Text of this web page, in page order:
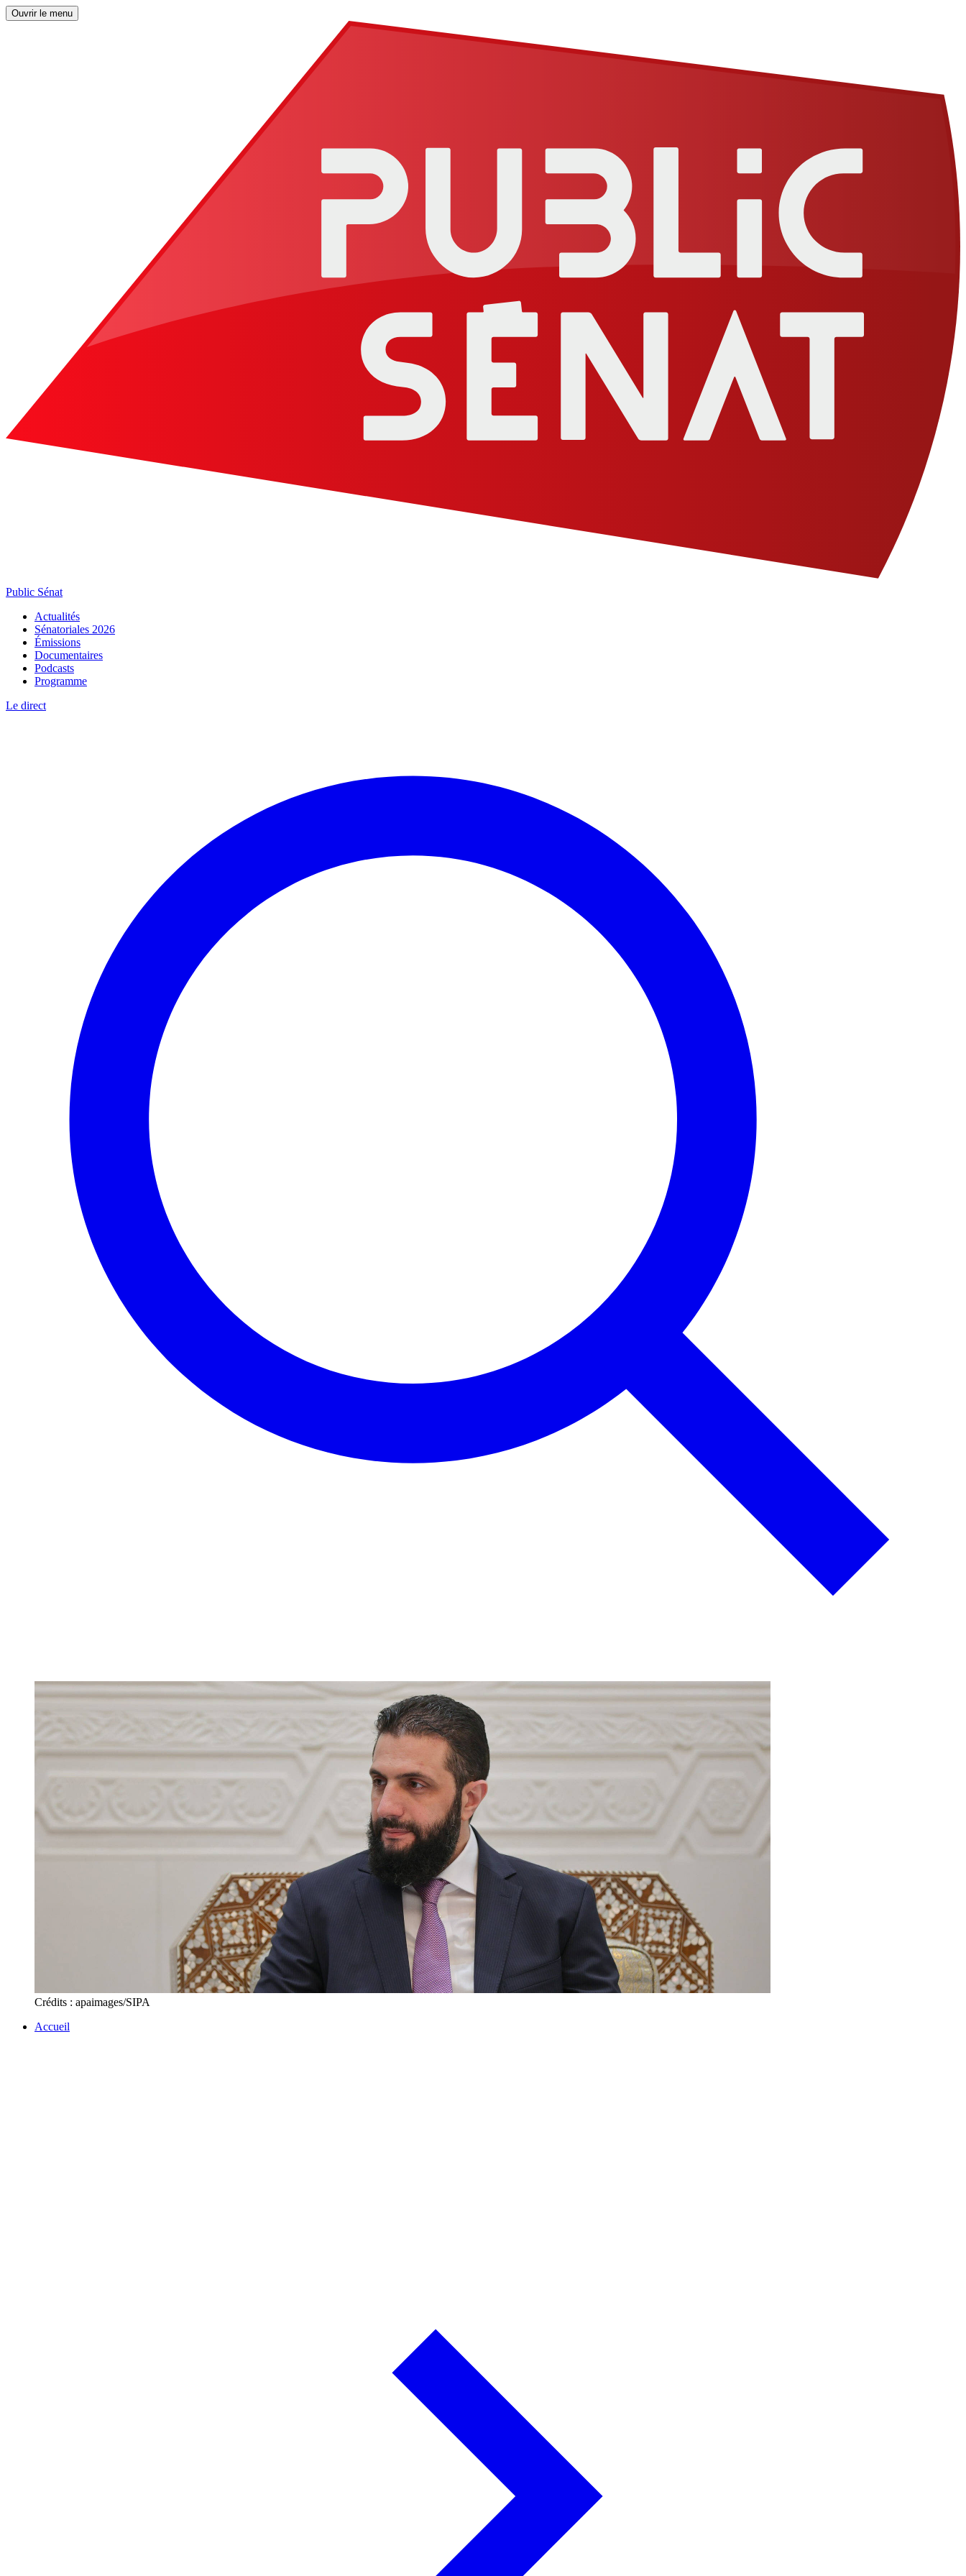
Ouvrir le menu
Public Sénat
Actualités
Sénatoriales 2026
Émissions
Documentaires
Podcasts
Programme
Le direct
Crédits : apaimages/SIPA
Accueil